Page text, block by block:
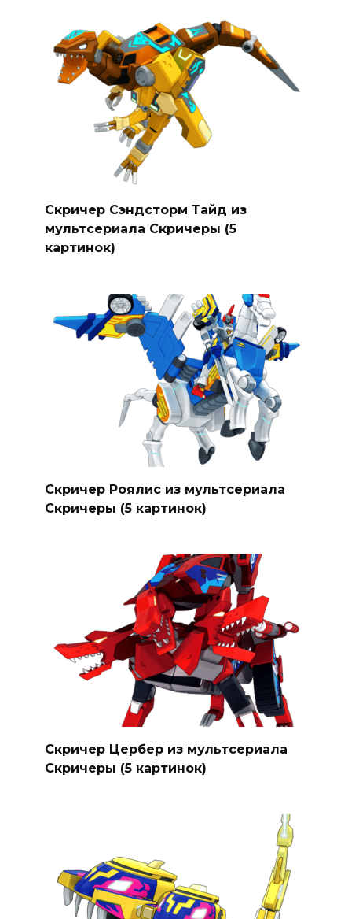
Скричер Сэндсторм Тайд из
мультсериала Скричеры (5
картинок)
Скричер Роялис из мультсериала
Скричеры (5 картинок)
Скричер Цербер из мультсериала
Скричеры (5 картинок)